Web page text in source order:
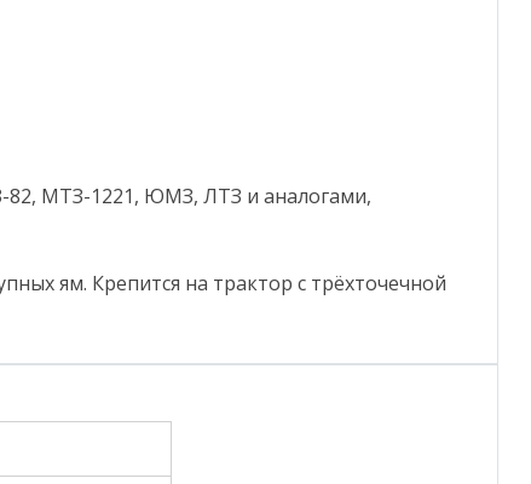
82, МТЗ-1221, ЮМЗ, ЛТЗ и аналогами,
ям. Крепится на трактор с трёхточечной